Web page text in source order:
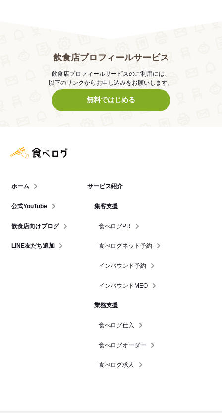
飲食店プロフィールサービス
飲食店プロフィールサービスのご利用には、
以下のリンクからお申し込みをお願いします。
無料ではじめる
ホーム
公式YouTube
飲食店向けブログ
LINE友だち追加
サービス紹介
集客支援
食べログPR
食べログネット予約
インバウンド予約
インバウンドMEO
業務支援
食べログ仕入
食べログオーダー
食べログ求人